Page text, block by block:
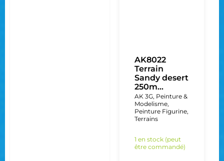
AK8022
Terrain
Sandy desert
250m...
AK 3G, Peinture &
Modelisme,
Peinture Figurine,
Terrains
1 en stock (peut
être commandé)